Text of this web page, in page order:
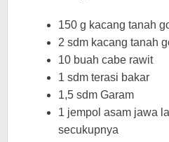
150 g kacang tanah
2 sdm kacang tanah
10 buah cabe rawit
1 sdm terasi bakar
1,5 sdm Garam
1 jempol asam jawa
secukupnya